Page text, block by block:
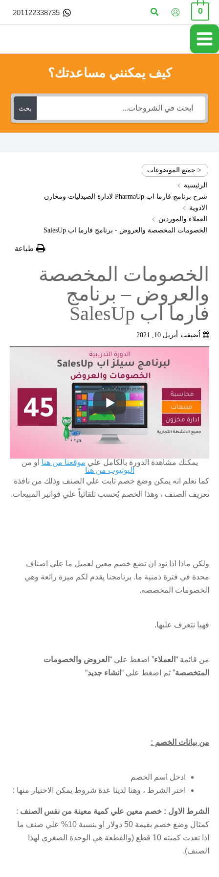
0 البحث 201122338735
كيف يمكنني مساعدتك؟
بحث
< جميع الموضوعات
الرئيسية
شرح برنامج فارما اب PharmaUp لادارة الصيدليات ومخازن
الادوية
العملاء والموردين
الخصومات المخصصة والعروض - برنامج فارما اب SalesUp
طباعة
الخصومات المخصصة
والعروض – برنامج
فارما اب SalesUp
اُضيفت أبريل 10, 2021
يمكنك مشاهدة الدورة بالكامل علي موقعنا من هنا او من
اليوتيوب من هنا
كما نعلم انه يمكن وضع خصم ثابت علي الصنف وذلك من نافذة
تعريف الصنف ، وهذا الخصم يُحسب تلقائياً علي فواتير المبيعات.
ولكن ماذا اذا تود ان تضع خصم معين لعميل ما علي اصناف
محدة في فترة ذمنية ما. برنامجنا يقدم لكم ميزة رائعة وهي
الخصومات المخصصة.
فهيا نتعرف عليها.
من قائمة “العملاء” اضغط علي “العروض والخصومات
المتخصصة” ثم اضغط علي “انشاء جديد“
من بيانات الخصم :
ادخل اسم الخصم
اختر الشرط ، وهنا لدينا عدة شروط يمكن الاختيار منها :
الشرط الاول : خصم معين علي كمية معينة من نفس الصنف :
كمثال وضع خصم بقيمة 50 دولار او بنسبة 10% علي صنف ما
اذا تعدت كميته 10 قطع (والقطعة هي الوحدة الصغري لهذا
الصنف).